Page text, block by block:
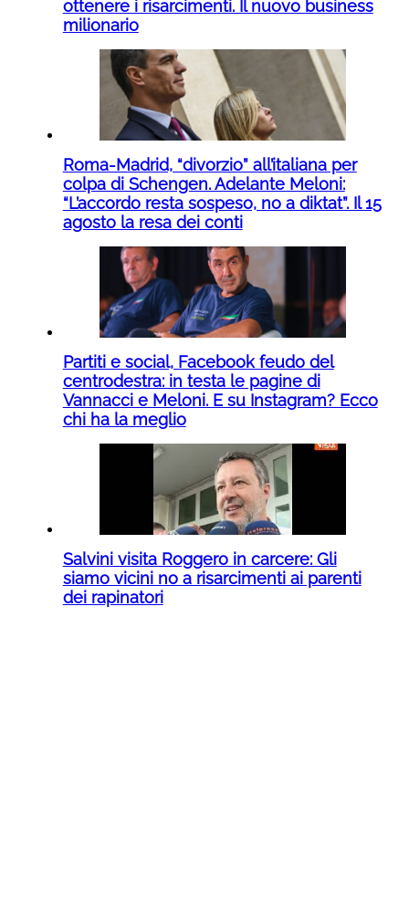
ottenere i risarcimenti. Il nuovo business
milionario
Roma-Madrid, “divorzio” all’italiana per
colpa di Schengen. Adelante Meloni:
“L’accordo resta sospeso, no a diktat”. Il 15
agosto la resa dei conti
Partiti e social, Facebook feudo del
centrodestra: in testa le pagine di
Vannacci e Meloni. E su Instagram? Ecco
chi ha la meglio
Salvini visita Roggero in carcere: Gli
siamo vicini no a risarcimenti ai parenti
dei rapinatori